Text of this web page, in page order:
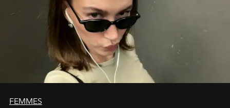
FEMMES